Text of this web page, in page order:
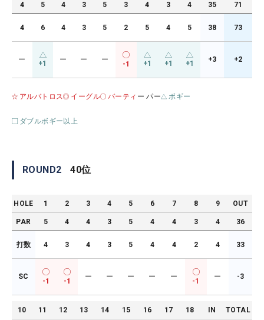
4 5 4 3 5 3 4 3 4 35 71
4 6 4 3 5 2 5 4 5 38 73
ー +1 ー ー ー
-1 +1 +1 +1 +3 +2
アルバトロス イーグル バーティ ー パー ボギー
ダブルボギー以上
ROUND2 40位
HOLE 1 2 3 4 5 6 7 8 9 OUT
PAR 5 4 4 3 5 4 4 3 4 36
打数 4 3 4 3 5 4 4 2 4 33
SC
-1 -1
ー ー ー ー ー
-1
ー -3
10 11 12 13 14 15 16 17 18 IN TOTAL